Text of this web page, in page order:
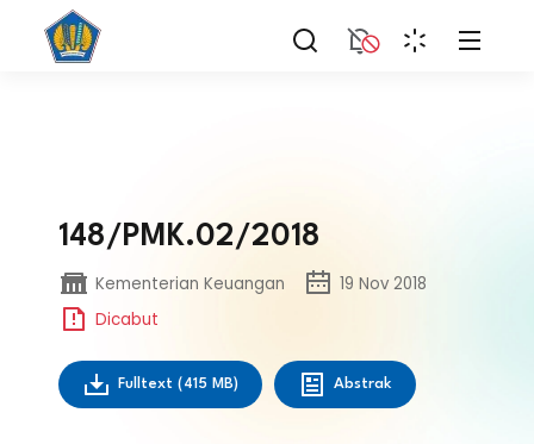
148/PMK.02/2018
Kementerian Keuangan
19 Nov 2018
Dicabut
Fulltext (415 MB) Abstrak